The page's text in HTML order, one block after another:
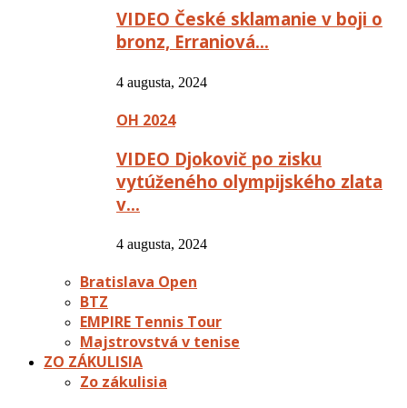
VIDEO České sklamanie v boji o
bronz, Erraniová…
4 augusta, 2024
OH 2024
VIDEO Djokovič po zisku
vytúženého olympijského zlata
v…
4 augusta, 2024
Bratislava Open
BTZ
EMPIRE Tennis Tour
Majstrovstvá v tenise
ZO ZÁKULISIA
Zo zákulisia